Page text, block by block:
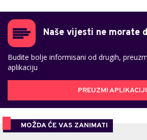
Naše vijesti ne morate
Budite bolje informisani od drugih,
aplikaciju
PREUZMI
MOŽDA ĆE VAS ZANIMATI